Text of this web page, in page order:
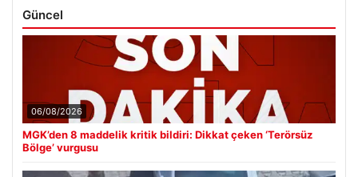
Güncel
06/08/2026
MGK’den 8 maddelik kritik bildiri: Dikkat çeken ‘Terörsüz
Bölge’ vurgusu